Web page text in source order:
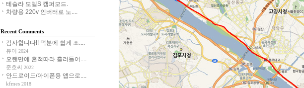
테슬라 모델S 캠퍼모드.
차량용 220v 인버터로 노....
Recent Comments
감사합니다!! 덕분에 쉽게 조....
뷰이 2024
오랜만에 흔적따라 흘러들어....
준호씨 2022
안드로이드/아이폰용 앱으로....
kfmes 2018